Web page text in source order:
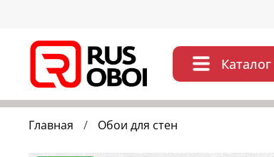
Каталог
Главная Обои для стен